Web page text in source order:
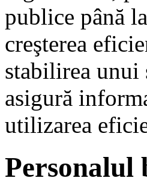
publice până
creşterea
stabilirea unui
asigură
utilizarea
Personalul